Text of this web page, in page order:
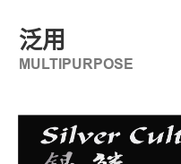
泛用
MULTIPURPOSE